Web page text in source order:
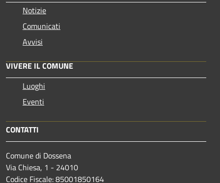
Notizie
Comunicati
Avvisi
VIVERE IL COMUNE
Luoghi
Eventi
CONTATTI
Comune di Dossena
Via Chiesa, 1 - 24010
Codice Fiscale: 85001850164